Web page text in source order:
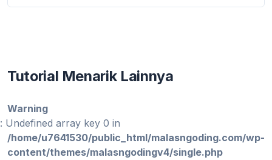
Tutorial Menarik Lainnya
Warning
: Undefined array key 0 in
/home/u7641530/public_html/malasngoding.com/wp-
content/themes/malasngodingv4/single.php